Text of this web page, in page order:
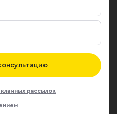
рассылок